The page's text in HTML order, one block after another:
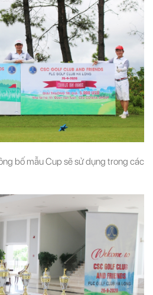
bố mẫu Cup sẽ sử dụng trong các